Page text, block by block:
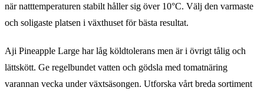
när natttemperaturen stabilt håller sig över 10°C. Välj den varmaste
och soligaste platsen i växthuset för bästa resultat.
Aji Pineapple Large har låg köldtolerans men är i övrigt tålig och
lättskött. Ge regelbundet vatten och gödsla med tomatnäring
varannan vecka under växtsäsongen. Utforska vårt breda sortiment